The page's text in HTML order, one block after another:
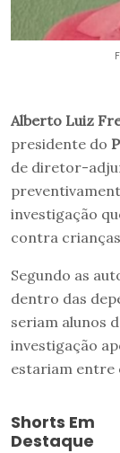
Alberto Luiz
presidente do
de diretor-
investigação
contra
Segundo as
dentro das
seriam alunos
investigação
estariam entre
Shorts Em
Destaque